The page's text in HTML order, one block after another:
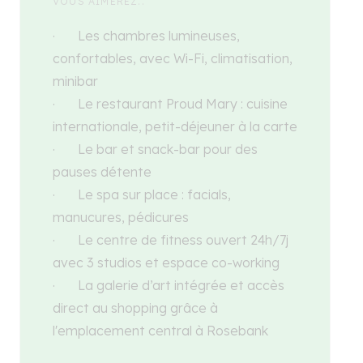
· Les chambres lumineuses,
confortables, avec Wi-Fi, climatisation,
minibar
· Le restaurant Proud Mary : cuisine
internationale, petit-déjeuner à la carte
· Le bar et snack-bar pour des
pauses détente
· Le spa sur place : facials,
manucures, pédicures
· Le centre de fitness ouvert 24h/7j
avec 3 studios et espace co-working
· La galerie d’art intégrée et accès
direct au shopping grâce à
l'emplacement central à Rosebank